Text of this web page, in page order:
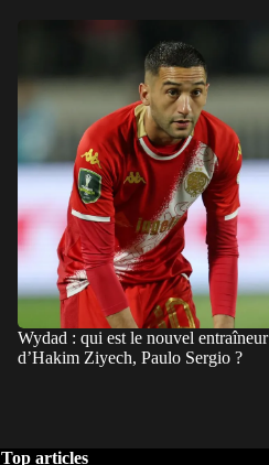
Wydad : qui est le nouvel entraîneur
d’Hakim Ziyech, Paulo Sergio ?
Top articles